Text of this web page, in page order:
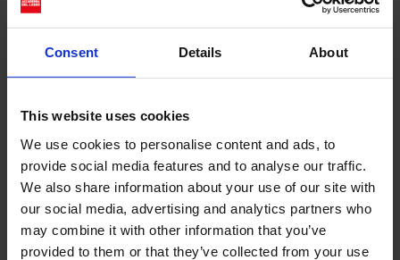
Consent Details About
This website uses cookies
We use cookies to personalise content and ads, to
provide social media features and to analyse our traffic.
We also share information about your use of our site with
our social media, advertising and analytics partners who
may combine it with other information that you’ve
provided to them or that they’ve collected from your use
collezione per Gucci,...
Cerca
Recent Posts
Dolce Vita Riviera
Le donne omeriche e l’eterna resistenza: il
coraggio di chi persiste all’ombra degli eroi
Slayyyter e il sogno decadente della provincia